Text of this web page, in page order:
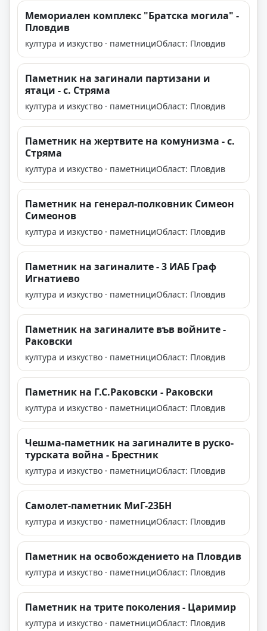
Мемориален комплекс "Братска могила" -
Пловдив
култура и изкуство · паметнициОбласт: Пловдив
Паметник на загинали партизани и
ятаци - с. Стряма
култура и изкуство · паметнициОбласт: Пловдив
Паметник на жертвите на комунизма - с.
Стряма
култура и изкуство · паметнициОбласт: Пловдив
Паметник на генерал-полковник Симеон
Симеонов
култура и изкуство · паметнициОбласт: Пловдив
Паметник на загиналите - 3 ИАБ Граф
Игнатиево
култура и изкуство · паметнициОбласт: Пловдив
Паметник на загиналите във войните -
Раковски
култура и изкуство · паметнициОбласт: Пловдив
Паметник на Г.С.Раковски - Раковски
култура и изкуство · паметнициОбласт: Пловдив
Чешма-паметник на загиналите в руско-
турската война - Брестник
култура и изкуство · паметнициОбласт: Пловдив
Самолет-паметник МиГ-23БН
култура и изкуство · паметнициОбласт: Пловдив
Паметник на освобождението на Пловдив
култура и изкуство · паметнициОбласт: Пловдив
Паметник на трите поколения - Царимир
култура и изкуство · паметнициОбласт: Пловдив